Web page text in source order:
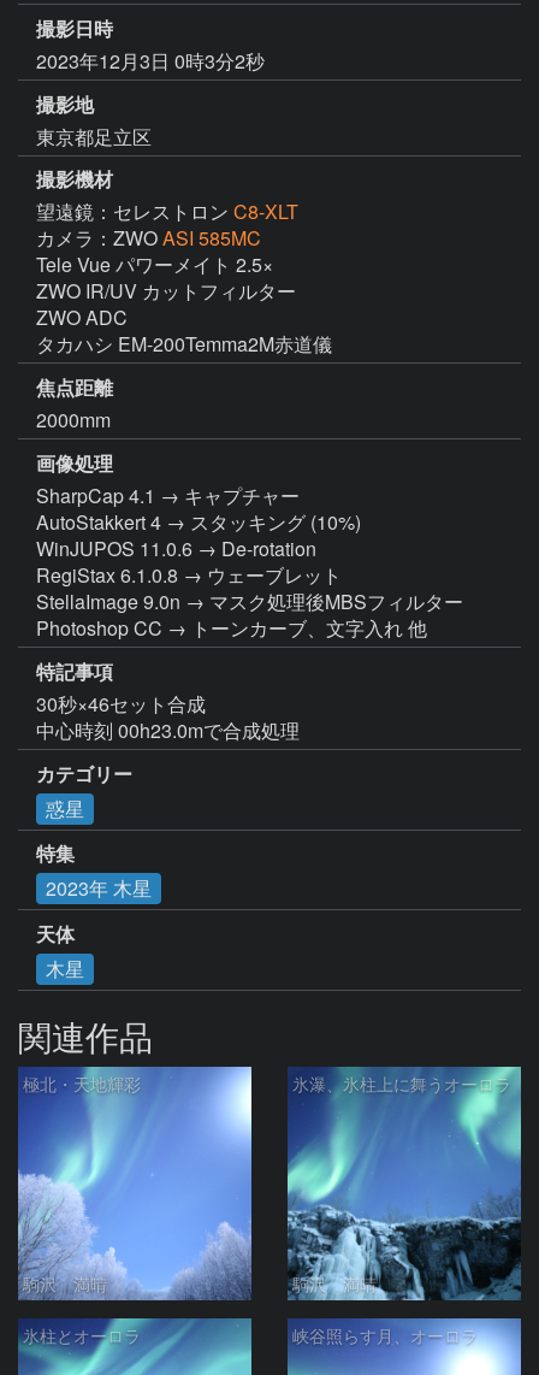
撮影日時
2023年12月3日 0時3分2秒
撮影地
東京都足立区
撮影機材
望遠鏡：セレストロン C8-XLT
カメラ：ZWOASI 585MC
Tele Vue パワーメイト 2.5×
ZWO IR/UV カットフィルター
ZWO ADC
タカハシ EM-200Temma2M赤道儀
焦点距離
2000mm
画像処理
SharpCap 4.1 → キャプチャー
AutoStakkert 4 → スタッキング (10%)
WinJUPOS 11.0.6 → De-rotation
RegiStax 6.1.0.8 → ウェーブレット
StellaImage 9.0n → マスク処理後MBSフィルター
Photoshop CC → トーンカーブ、文字入れ 他
特記事項
30秒×46セット合成
中心時刻 00h23.0mで合成処理
カテゴリー
惑星
特集
2023年 木星
天体
木星
関連作品
極北・天地輝彩
駒沢 満晴
氷瀑、氷柱上に舞うオーロラ
駒沢 満晴
氷柱とオーロラ 峡谷照らす月、オーロラ